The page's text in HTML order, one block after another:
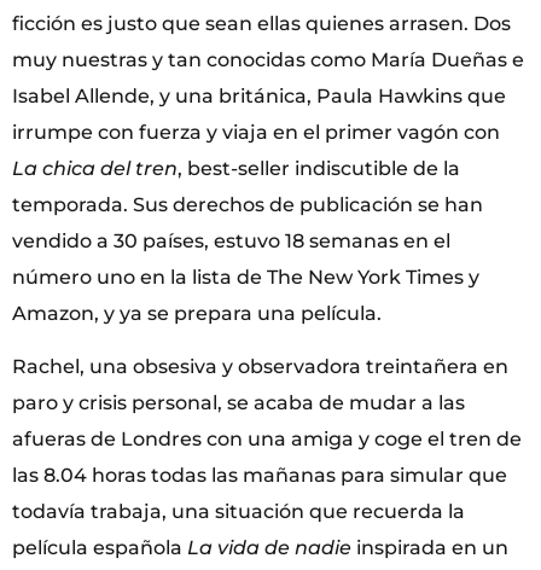
ficción es justo que sean ellas quienes arrasen. Dos
muy nuestras y tan conocidas como María Dueñas e
Isabel Allende, y una británica, Paula Hawkins que
irrumpe con fuerza y viaja en el primer vagón con
La chica del tren, best-seller indiscutible de la
temporada. Sus derechos de publicación se han
vendido a 30 países, estuvo 18 semanas en el
número uno en la lista de The New York Times y
Amazon, y ya se prepara una película.
Rachel, una obsesiva y observadora treintañera en
paro y crisis personal, se acaba de mudar a las
afueras de Londres con una amiga y coge el tren de
las 8.04 horas todas las mañanas para simular que
todavía trabaja, una situación que recuerda la
película española La vida de nadie inspirada en un